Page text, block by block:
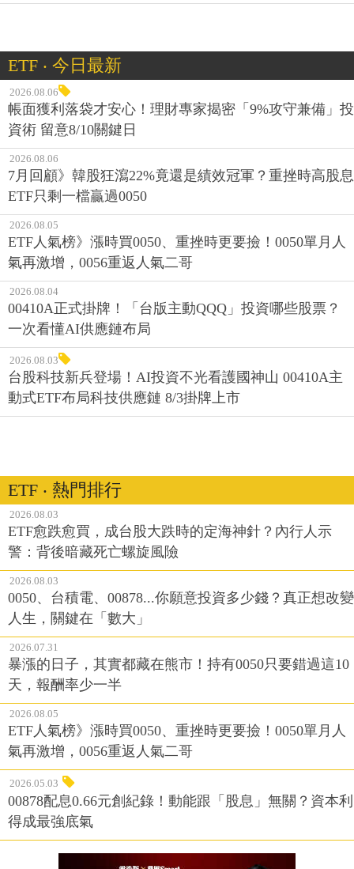
ETF ‧ 今日最新
2026.08.06
帳面獲利落袋才安心！理財專家揭密「9%攻守兼備」投
資術 留意8/10關鍵日
2026.08.06
7月回顧》韓股狂瀉22%竟還是績效冠軍？重挫時高股息
ETF只剩一檔贏過0050
2026.08.05
ETF人氣榜》漲時買0050、重挫時更要撿！0050單月人
氣再激增，0056重返人氣二哥
2026.08.04
00410A正式掛牌！「台版主動QQQ」投資哪些股票？
一次看懂AI供應鏈布局
2026.08.03
台股科技新兵登場！AI投資不光看護國神山 00410A主
動式ETF布局科技供應鏈 8/3掛牌上市
ETF ‧ 熱門排行
2026.08.03
ETF愈跌愈買，成台股大跌時的定海神針？內行人示
警：背後暗藏死亡螺旋風險
2026.08.03
0050、台積電、00878...你願意投資多少錢？真正想改變
人生，關鍵在「數大」
2026.07.31
暴漲的日子，其實都藏在熊市！持有0050只要錯過這10
天，報酬率少一半
2026.08.05
ETF人氣榜》漲時買0050、重挫時更要撿！0050單月人
氣再激增，0056重返人氣二哥
2026.05.03
00878配息0.66元創紀錄！動能跟「股息」無關？資本利
得成最強底氣